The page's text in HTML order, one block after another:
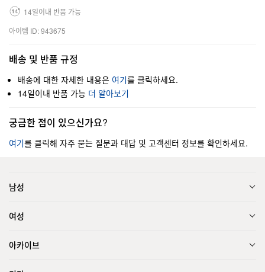
14일이내 반품 가능
아이템 ID: 943675
배송 및 반품 규정
배송에 대한 자세한 내용은 여기를 클릭하세요.
14일이내 반품 가능 더 알아보기
궁금한 점이 있으신가요?
여기를 클릭해 자주 묻는 질문과 대답 및 고객센터 정보를 확인하세요.
남성
여성
아카이브